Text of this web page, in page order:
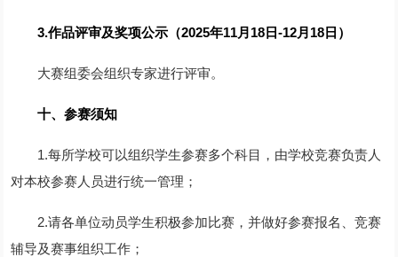
3.作品评审及奖项公示（2025年11月18日-12月18日）
大赛组委会组织专家进行评审。
十、参赛须知
1.每所学校可以组织学生参赛多个科目，由学校竞赛负责人
对本校参赛人员进行统一管理；
2.请各单位动员学生积极参加比赛，并做好参赛报名、竞赛
辅导及赛事组织工作；